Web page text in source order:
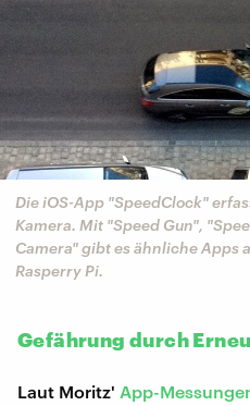
Die iOS-App "SpeedClock"
Kamera. Mit "Speed Gun",
Camera" gibt es ähnliche Apps
Rasperry Pi.
Gefährung durch
Laut Moritz' App-